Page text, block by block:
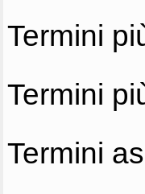
Termini
Termini
Termini